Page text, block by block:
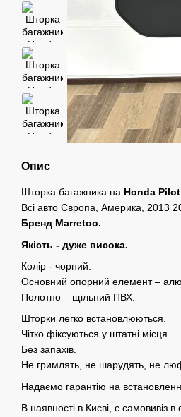
Опис
Шторка багажника на Honda Pilot
Всі авто Європа, Америка, 2013
Бренд Marretoo.
Якість - дуже висока.
Колір - чорний.
Основний опорний елемент –
Полотно – щільний ПВХ.
Шторки легко встановлюються.
Чітко фіксуються у штатні місця.
Без запахів.
Не гримлять, не шарудять, не
Надаємо гарантію на
В наявності в Києві, є самовивіз в